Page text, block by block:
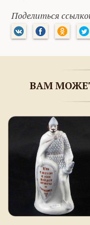
Поделиться
ВАМ